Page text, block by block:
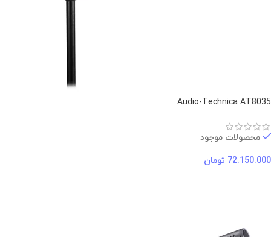
Audio-Technica AT8035
محصولات موجود
72.150.000 تومان